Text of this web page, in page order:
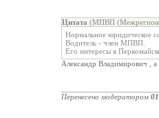
Цитата (МПВП
Нормальное юридическое
Водитель - член МПВП.
Его интересы в
Александр Владимирович ,
Перенесено модератором